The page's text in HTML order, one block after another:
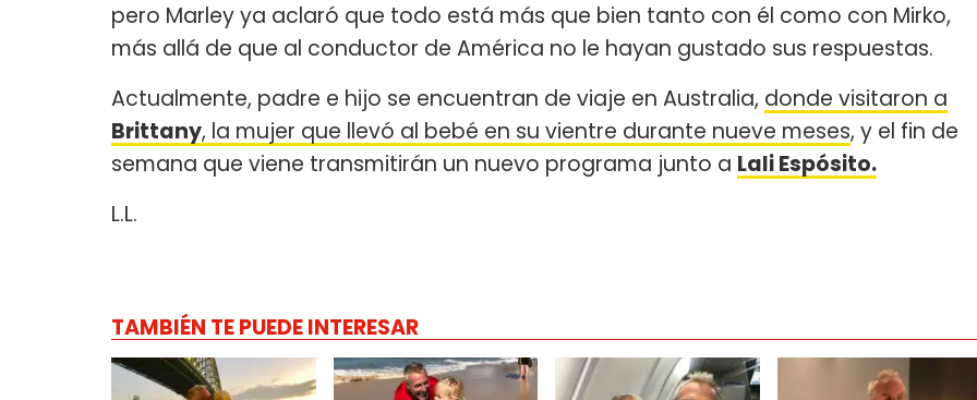
pero Marley ya aclaró que todo está más que bien tanto con él como con Mirko,
más allá de que al conductor de América no le hayan gustado sus respuestas.
Actualmente, padre e hijo se encuentran de viaje en Australia, donde visitaron a
Brittany, la mujer que llevó al bebé en su vientre durante nueve meses, y el fin de
semana que viene transmitirán un nuevo programa junto a Lali Espósito.
L.L.
TAMBIÉN TE PUEDE INTERESAR